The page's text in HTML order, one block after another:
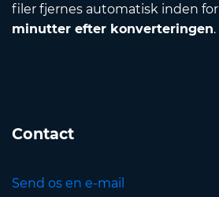
filer fjernes automatisk inden for
minutter efter konverteringen.
Contact
Send os en e-mail